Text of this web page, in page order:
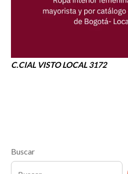
C.CIAL VISTO LOCAL 3172
Buscar